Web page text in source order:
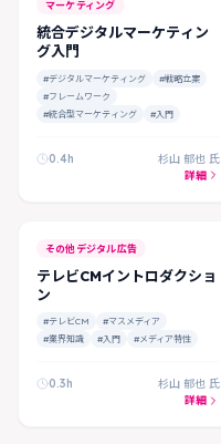
マーケティング
統合デジタルマーケティン
グ入門
#デジタルマーケティング
#戦略立案
#フレームワーク
#統合型マーケティング
#入門
0.4h
杉山 郁也 氏
詳細
その他デジタル広告
テレビCMイントロダクショ
ン
#テレビCM
#マスメディア
#業界知識
#入門 #メディア特性
0.3h
杉山 郁也 氏
詳細